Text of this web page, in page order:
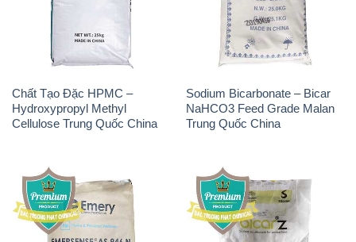
Chất Tạo Đặc HPMC –
Hydroxypropyl Methyl
Cellulose Trung Quốc China
Sodium Bicarbonate – Bicar
NaHCO3 Feed Grade Malan
Trung Quốc China